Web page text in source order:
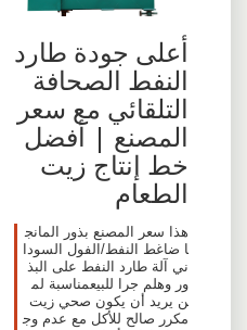
أعلى جودة طارد
النفط الصحافة
التلقائي مع سعر
المصنع | أفضل
خط إنتاج زيت
الطعام
هذا سعر المصنع بذور المانج
ا ضاغط النفط/الفول السودا
ني آلة طارد النفط على البذ
ور وهلم جرا للبيعمناسبة لم
ن يريد أن يكون صحي زيت
مكرر صالح للأكل مع عدم وج